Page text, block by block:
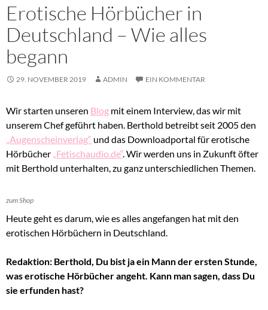
Erotische Hörbücher in
Deutschland – Wie alles
begann
29. NOVEMBER 2019 ADMIN EIN KOMMENTAR
Wir starten unseren Blog mit einem Interview, das wir mit
unserem Chef geführt haben. Berthold betreibt seit 2005 den
„Augenscheinverlag“ und das Downloadportal für erotische
Hörbücher „Fetischaudio.de“. Wir werden uns in Zukunft öfter
mit Berthold unterhalten, zu ganz unterschiedlichen Themen.
zum Shop
Heute geht es darum, wie es alles angefangen hat mit den
erotischen Hörbüchern in Deutschland.
Redaktion: Berthold, Du bist ja ein Mann der ersten Stunde,
was erotische Hörbücher angeht. Kann man sagen, dass Du
sie erfunden hast?